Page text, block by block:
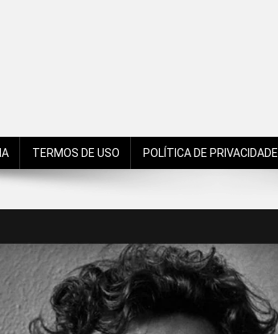
TERMOS DE USO POLÍTICA DE PRIVACIDADE